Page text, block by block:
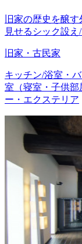
旧家の歴史を醸
見せるシック設
旧家・古民家
キッチン/浴室・
室（寝室・子供部
ー・エクステリア